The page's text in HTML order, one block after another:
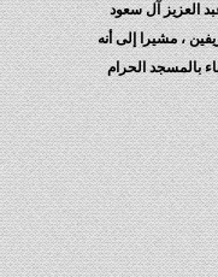
عبد العزيز آل سعود
، مشيرا إلى أنه
بالمسجد الحرام